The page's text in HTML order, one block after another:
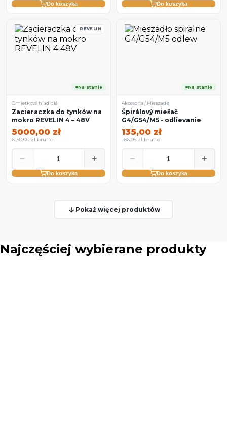
Do koszyka Do koszyka
REVELIN
Na stanie
Omietkové hladidlá
Zacieraczka do tynków na
mokro REVELIN 4 – 48V
5000,00 zł
6150,00 zł brutto
− +
Do koszyka
Na stanie
Akcesoria / Mieszadła
Špirálový miešač
G4/G54/M5 - odlievanie
135,00 zł
166,05 zł brutto
− +
Do koszyka
Pokaż więcej produktów
Najczęściej wybierane produkty